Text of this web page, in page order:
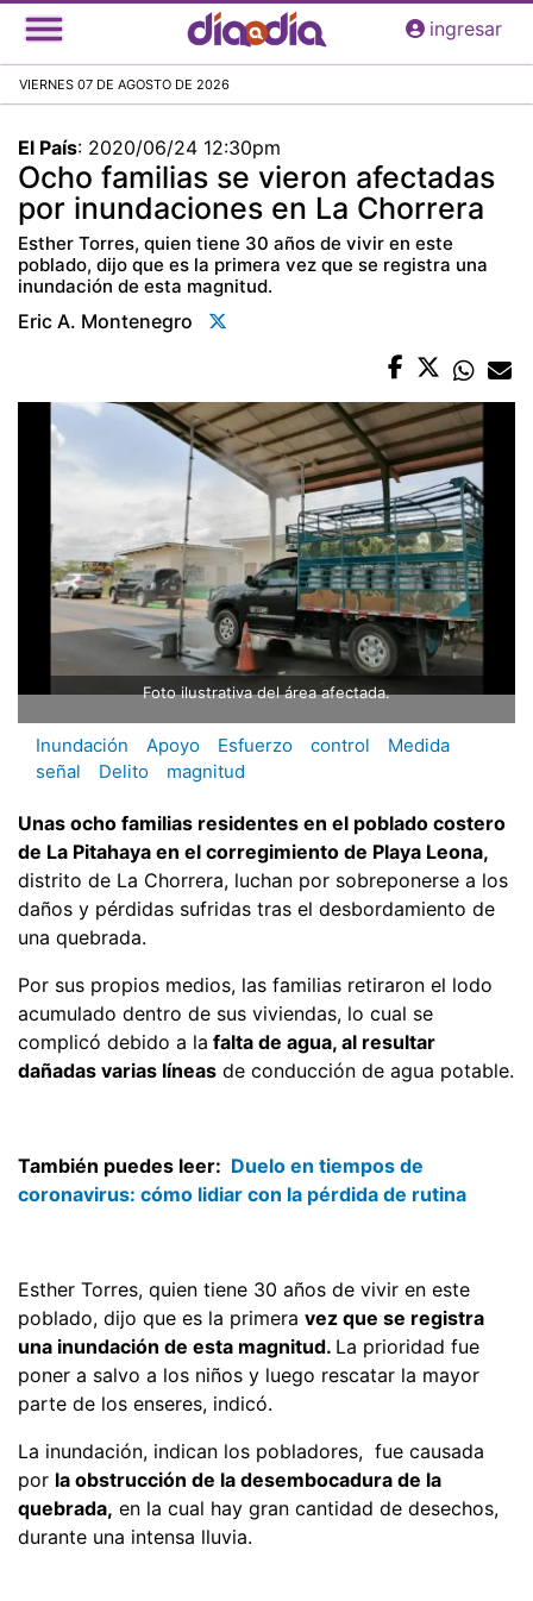
Pasar
al
principal
ingresar
VIERNES 07 DE AGOSTO DE 2026
El País: 2020/06/24 12:30pm
Ocho familias se vieron afectadas
por inundaciones en La Chorrera
Esther Torres, quien tiene 30 años de vivir en este
poblado, dijo que es la primera vez que se registra una
inundación de esta magnitud.
Eric A. Montenegro
Foto ilustrativa del área afectada.
Inundación Apoyo Esfuerzo control
Medida
señal
Delito magnitud
Unas ocho familias residentes en el poblado costero
de La Pitahaya en el corregimiento de Playa Leona,
distrito de La Chorrera, luchan por sobreponerse a los
daños y pérdidas sufridas tras el desbordamiento de
una quebrada.
Por sus propios medios, las familias retiraron el lodo
acumulado dentro de sus viviendas, lo cual se
complicó debido a la falta de agua, al resultar
dañadas varias líneas de conducción de agua potable.
También puedes leer: Duelo en tiempos de
coronavirus: cómo lidiar con la pérdida de rutina
Esther Torres, quien tiene 30 años de vivir en este
poblado, dijo que es la primera vez que se registra
una inundación de esta magnitud. La prioridad fue
poner a salvo a los niños y luego rescatar la mayor
parte de los enseres, indicó.
La inundación, indican los pobladores, fue causada
por la obstrucción de la desembocadura de la
quebrada, en la cual hay gran cantidad de desechos,
durante una intensa lluvia.